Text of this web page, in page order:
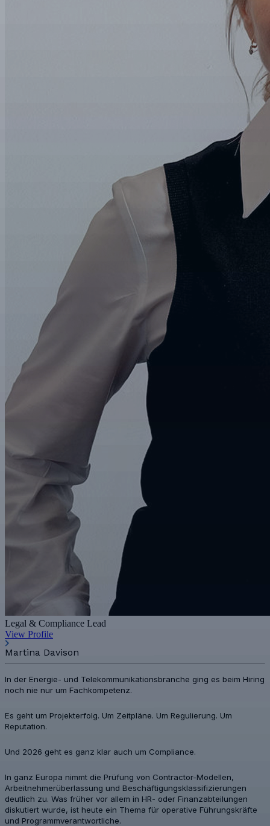
Legal & Compliance Lead
View Profile
Martina Davison
In der Energie- und Telekommunikationsbranche ging es beim Hiring
noch nie nur um Fachkompetenz.
Es geht um Projekterfolg. Um Zeitpläne. Um Regulierung. Um
Reputation.
Und 2026 geht es ganz klar auch um Compliance.
In ganz Europa nimmt die Prüfung von Contractor-Modellen,
Arbeitnehmerüberlassung und Beschäftigungsklassifizierungen
deutlich zu. Was früher vor allem in HR- oder Finanzabteilungen
diskutiert wurde, ist heute ein Thema für operative Führungskräfte
und Programmverantwortliche.